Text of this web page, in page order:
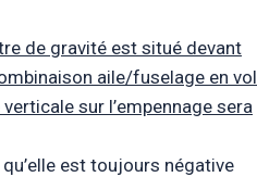
de gravité est situé devant
aile/fuselage en vol
sur l’empennage sera
est toujours négative